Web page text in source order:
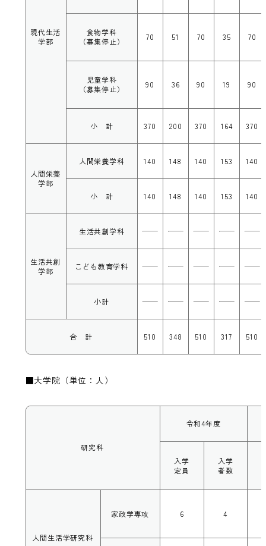
現代生活
学部
食物学科
（募集停止）
70 51 70 35 70
児童学科
（募集停止）
90 36 90 19 90
小 計 370 200 370 164 370
人間栄養
学部
人間栄養学科 140 148 140 153 140
小 計 140 148 140 153 140
生活共創
学部
生活共創学科
こども教育学科
小計
合 計 510 348 510 317 510
■大学院（単位：人）
研究科
令和4年度
入学
定員
入学
者数
人間生活学研究科
家政学専攻 6 4